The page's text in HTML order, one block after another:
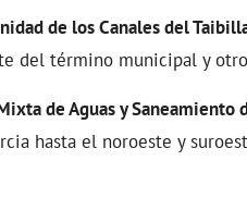
de los Canales del
del término municipal y
de Aguas y Saneamiento
hasta el noroeste y